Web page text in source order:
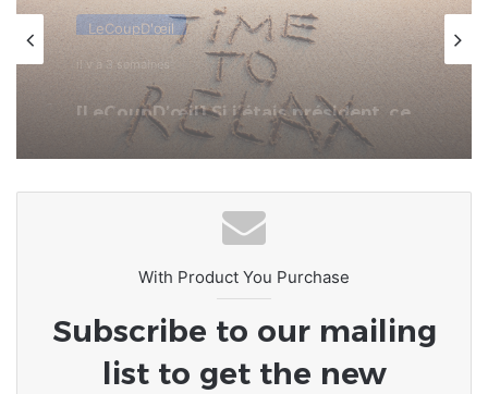
Actualités
[LeCoupD’œil] Le chassé-croisé
entre vacanciers de juillet et d’août
a commencé.
With Product You Purchase
Subscribe to our mailing
list to get the new